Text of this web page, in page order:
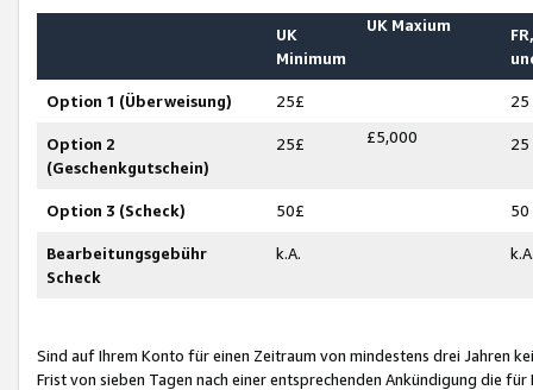
UK
Minimum
UK Maxium
Option 1 (Überweisung) 25£ 25
Option 2
(Geschenkgutschein)
25£ £5,000 25
Option 3 (Scheck) 50£ 50
Bearbeitungsgebühr
Scheck
k.A.
Sind auf Ihrem Konto für einen Zeitraum von mindestens drei Jahren
Frist von sieben Tagen nach einer entsprechenden Ankündigung die